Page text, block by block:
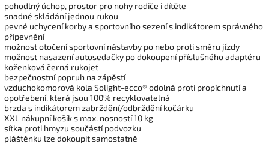
pohodlný úchop, prostor pro nohy rodiče i dítěte
snadné skládání jednou rukou
pevné uchycení korby a sportovního sezení s indikátorem správného
připevnění
možnost otočení sportovní nástavby po nebo proti směru jízdy
možnost nasazení autosedačky po dokoupení příslušného adaptéru
koženková černá rukojeť
bezpečnostní popruh na zápěstí
vzduchokomorová kola Solight-ecco® odolná proti propíchnutí a
opotřebení, která jsou 100% recyklovatelná
brzda s indikátorem zabrždění/odbrždění kočárku
XXL nákupní košík s max. nosností 10 kg
síťka proti hmyzu součástí podvozku
pláštěnku lze dokoupit samostatně